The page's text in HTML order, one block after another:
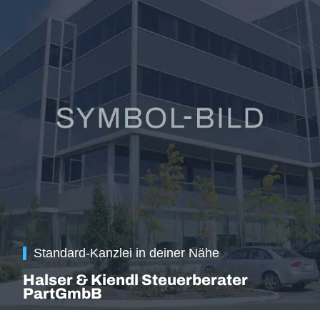
Standard-Kanzlei in deiner Nähe
Halser & Kiendl Steuerberater
PartGmbB